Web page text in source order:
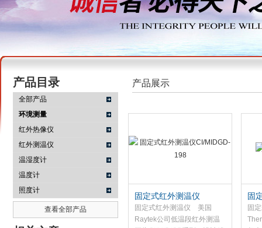
产品目录
全部产品
环境测量
红外热像仪
红外测温仪
温湿度计
温度计
照度计
查看全部产品
产品展示
固定式红外测温仪
CI/MIDGD-198
固定式红外测温仪 美国
Raytek公司低温段红外测温
固
固